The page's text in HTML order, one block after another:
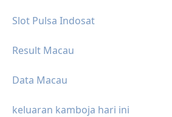
Slot Pulsa Indosat
Result Macau
Data Macau
keluaran kamboja hari ini